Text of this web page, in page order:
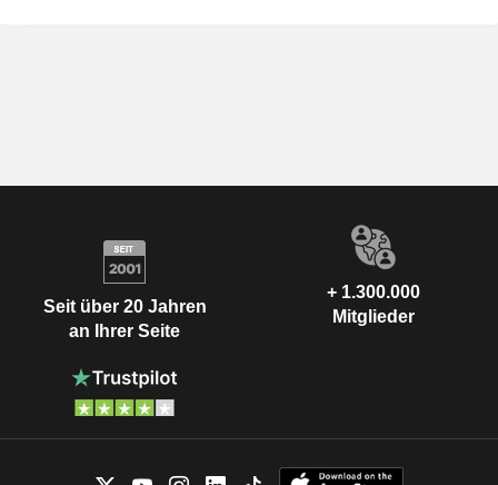
Seit über 20 Jahren
an Ihrer Seite
+ 1.300.000
Mitglieder